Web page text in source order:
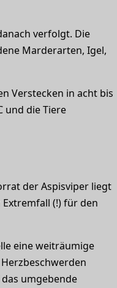
verfolgt. Die
Marderarten, Igel,
Verstecken in acht bis
und die Tiere
der Aspisviper liegt
(!) für den
eine weiträumige
umgebende